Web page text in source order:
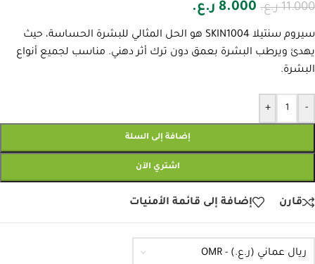
11.000 ر.ع. 8.000 ر.ع.
سيروم سنتيلا SKIN1004 هو الحل المثالي للبشرة الحساسة، حيث
يهدئ ويرطب البشرة بعمق دون ترك أثر دهني. مناسب لجميع أنواع
البشرة.
-
+
إضافة إلى السلة
اشتري الآن
قارن إضافة إلى قائمة الأمنيات
ريال عماني (ر.ع.) - OMR